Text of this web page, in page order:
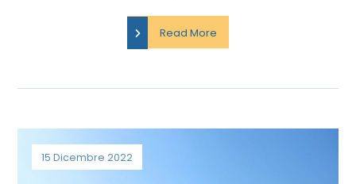
Read More
15 Dicembre 2022